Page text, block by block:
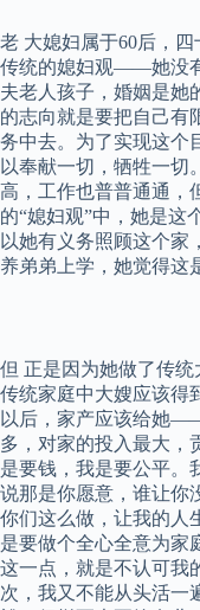
老 大媳妇属于60后，
传统的媳妇观——她没
夫老人孩子，婚姻是她
的志向就是要把自己有
务中去。为了实现这个
以奉献一切，牺牲一切
高，工作也普普通通，
的“媳妇观”中，她是这
以她有义务照顾这个家
养弟弟上学，她觉得这
但 正是因为她做了传
传统家庭中大嫂应该
以后，家产应该给她
多，对家的投入最大，
是要钱，我是要公平。
说那是你愿意，谁让你
你们这么做，让我的人
是要做个全心全意为家
这一点，就是不认可我
次，我又不能从头活一